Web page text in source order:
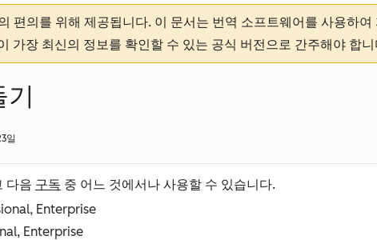
편의를 위해 제공됩니다. 이 문서는 번역 소프트웨어를 사용하
가장 최신의 정보를 확인할 수 있는 공식 버전으로 간주해야 합
일
다음 구독 중 어느 것에서나 사용할 수 있습니다.
Enterprise
Enterprise